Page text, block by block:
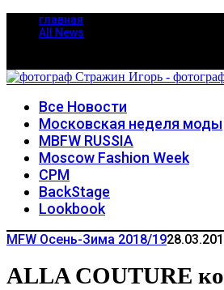
главная
All News
Все Новости
Московская неделя моды
MBFW RUSSIA
Moscow Fashion Week
CPM
BackStage
Lookbook
MFW Осень-Зима 2018/19
ALLA COUTURE